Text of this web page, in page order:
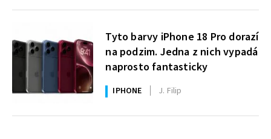
Tyto barvy iPhone 18 Pro dorazí
na podzim. Jedna z nich vypadá
naprosto fantasticky
IPHONE J. Filip